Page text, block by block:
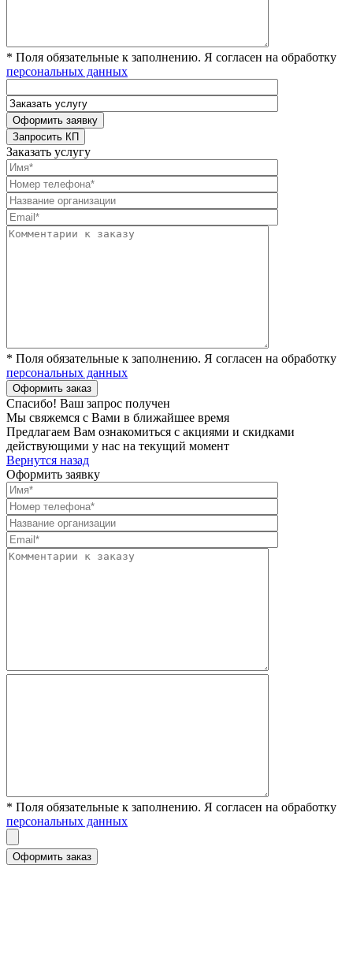
* Поля обязательные к заполнению. Я согласен на обработку
персональных данных
Заказать услугу
* Поля обязательные к заполнению. Я согласен на обработку
персональных данных
Спасибо! Ваш запрос получен
Мы свяжемся с Вами в ближайшее время
Предлагаем Вам ознакомиться с акциями и скидками
действующими у нас на текущий момент
Вернутся назад
Оформить заявку
* Поля обязательные к заполнению. Я согласен на обработку
персональных данных